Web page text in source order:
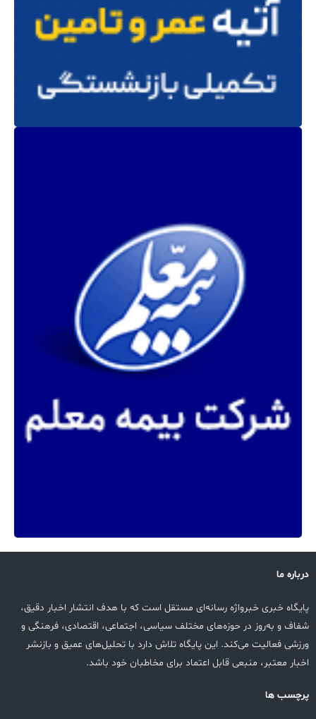
درباره ما
پایگاه خبری خبرواژه رسانه‌ای مستقل است که با هدف انتشار اخبار دقیق،
شفاف و به‌روز در حوزه‌های مختلف سیاسی، اجتماعی، اقتصادی، فرهنگی و
ورزشی فعالیت می‌کند. این پایگاه تلاش دارد با تحلیل‌های عمیق و بازنشر
اخبار معتبر، منبعی قابل اعتماد برای مخاطبان خود باشد.
پرچسب ها